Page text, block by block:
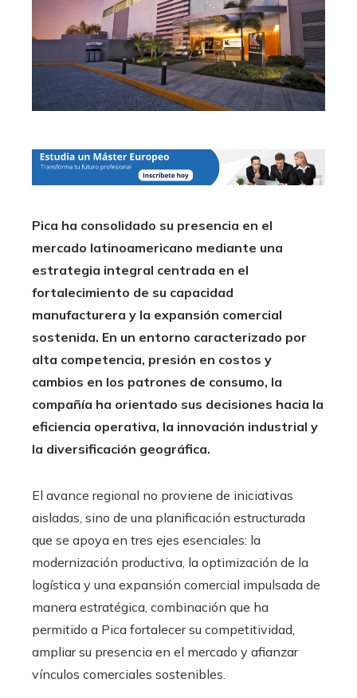
Pica ha consolidado su presencia en el
mercado latinoamericano mediante una
estrategia integral centrada en el
fortalecimiento de su capacidad
manufacturera y la expansión comercial
sostenida. En un entorno caracterizado por
alta competencia, presión en costos y
cambios en los patrones de consumo, la
compañía ha orientado sus decisiones hacia la
eficiencia operativa, la innovación industrial y
la diversificación geográfica.
El avance regional no proviene de iniciativas
aisladas, sino de una planificación estructurada
que se apoya en tres ejes esenciales: la
modernización productiva, la optimización de la
logística y una expansión comercial impulsada de
manera estratégica, combinación que ha
permitido a Pica fortalecer su competitividad,
ampliar su presencia en el mercado y afianzar
vínculos comerciales sostenibles.